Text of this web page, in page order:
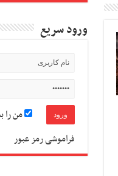
ورود سریع
من را
فراموشی رمز عبور